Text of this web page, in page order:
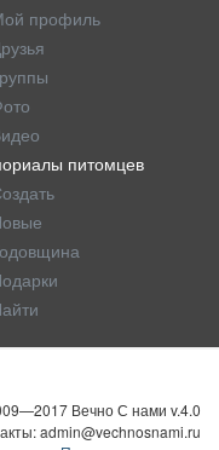
профиль
питомцев
Вечно С нами v.4.0
admin@vechnosnami.ru